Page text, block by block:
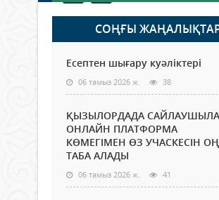
СОҢҒЫ
Есептен шығару куәліктері
06 тамыз 2026 ж. 38
ҚЫЗЫЛОРДАДА
ОНЛАЙН ПЛАТФОРМА
КӨМЕГІМЕН ӨЗ УЧАСКЕСІН
ТАБА АЛАДЫ
06 тамыз 2026 ж. 41